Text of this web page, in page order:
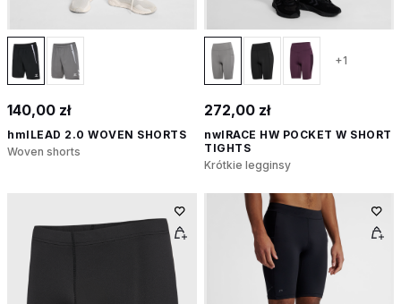
140,00 zł
hmlLEAD 2.0 WOVEN SHORTS
Woven shorts
+1
272,00 zł
nwlRACE HW POCKET W SHORT
TIGHTS
Krótkie legginsy